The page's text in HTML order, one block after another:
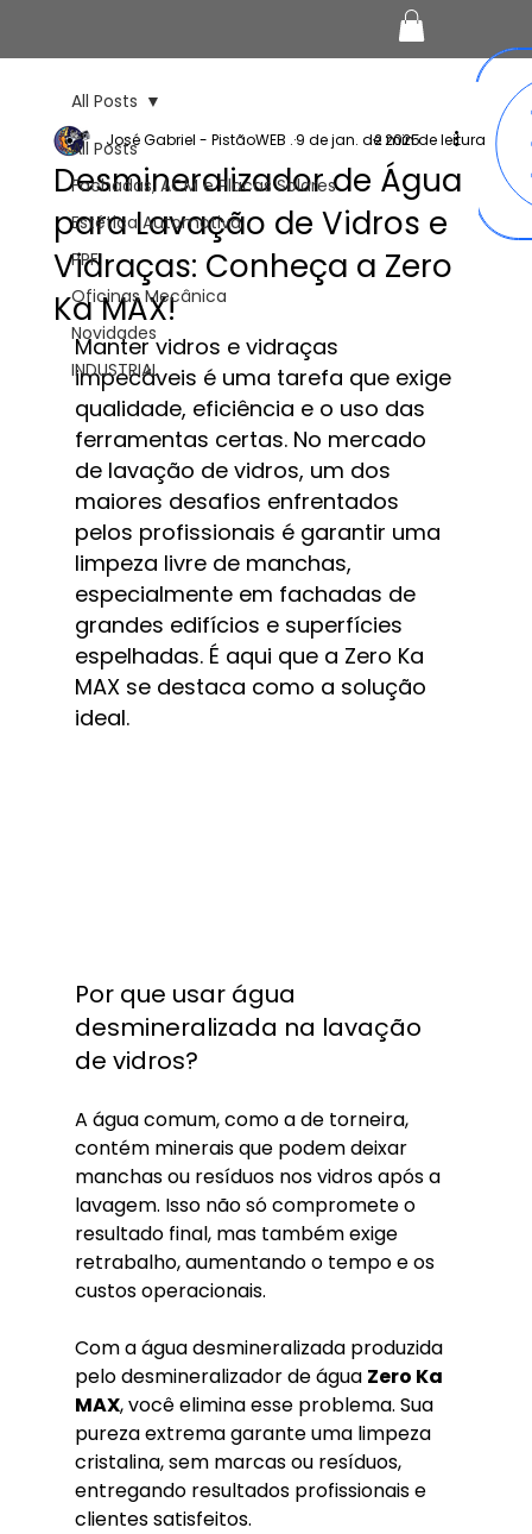
All Posts
Fachadas, ACM e Placas Solares
Estética Automotiva
PPF
Oficinas Mecânica
Novidades
INDUSTRIAL
All Posts
Desmineralizador de Água
para Lavação de Vidros e
Vidraças: Conheça a Zero
Ka MAX!
José Gabriel - PistãoWEB .9 de jan. de 20252 min de leitura
Manter vidros e vidraças
impecáveis é uma tarefa que exige
qualidade, eficiência e o uso das
ferramentas certas. No mercado
de lavação de vidros, um dos
maiores desafios enfrentados
pelos profissionais é garantir uma
limpeza livre de manchas,
especialmente em fachadas de
grandes edifícios e superfícies
espelhadas. É aqui que a Zero Ka
MAX se destaca como a solução
ideal.
Por que usar água
desmineralizada na lavação
de vidros?
A água comum, como a de torneira,
contém minerais que podem deixar
manchas ou resíduos nos vidros após a
lavagem. Isso não só compromete o
resultado final, mas também exige
retrabalho, aumentando o tempo e os
custos operacionais.
Com a água desmineralizada produzida
pelo desmineralizador de água Zero Ka
MAX, você elimina esse problema. Sua
pureza extrema garante uma limpeza
cristalina, sem marcas ou resíduos,
entregando resultados profissionais e
clientes satisfeitos.